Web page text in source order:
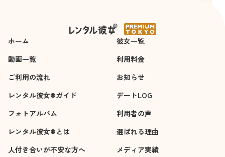
っという間にすぎる
本当に楽しいデート
でした。
50代の私に、20代の
輝きを取り戻させて
くれた遥さんに心か
ら感謝し、お礼申し
上げます。
ありがとうございま
した。
ホーム
彼女一覧
動画一覧
利用料金
ご利用の流れ
お知らせ
レンタル彼女®ガイド
デートLOG
フォトアルバム
利用者の声
レンタル彼女®とは
選ばれる理由
人付き合いが不安な方へ
メディア実績